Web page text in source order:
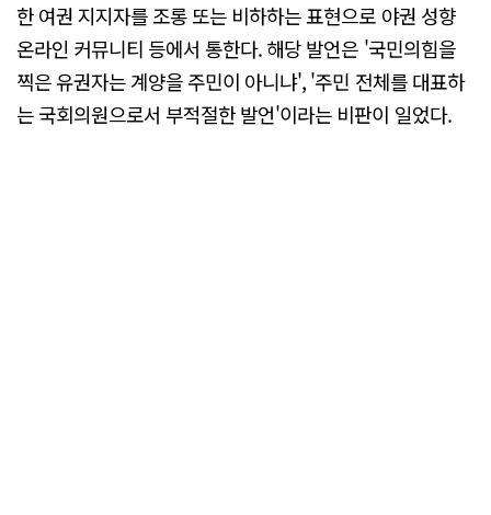
한 여권 지지자를 조롱 또는 비하하는 표현으로 야권 성향
온라인 커뮤니티 등에서 통한다. 해당 발언은 '국민의힘을
찍은 유권자는 계양을 주민이 아니냐', '주민 전체를 대표하
는 국회의원으로서 부적절한 발언'이라는 비판이 일었다.